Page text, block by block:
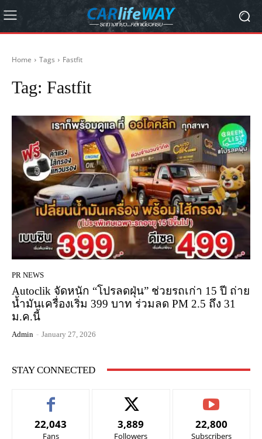
Home Tags Fastfit
Tag: Fastfit
PR NEWS
Autoclik จัดหนัก “โปรลดฝุ่น” ช่วยรถเก่า 15 ปี ถ่าย
น้ำมันเครื่องเริ่ม 399 บาท ร่วมลด PM 2.5 ถึง 31
ม.ค.นี้
Admin - January 27, 2026
STAY CONNECTED
22,043
Fans
3,889
Followers
22,800
Subscribers